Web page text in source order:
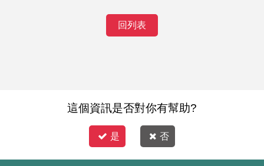
回列表
這個資訊是否對你有幫助?
是 否